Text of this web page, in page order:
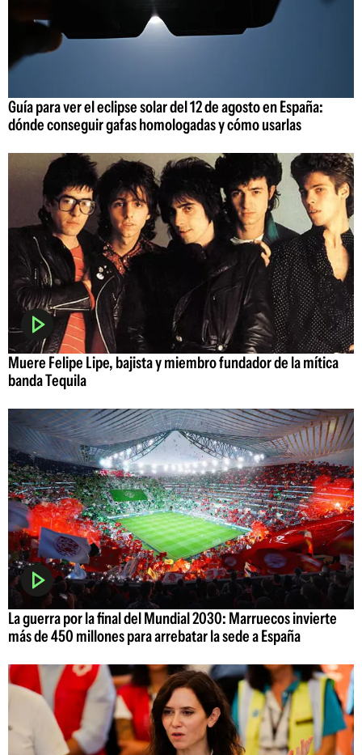
Guía para ver el eclipse solar del 12 de agosto en España:
dónde conseguir gafas homologadas y cómo usarlas
Muere Felipe Lipe, bajista y miembro fundador de la mítica
banda Tequila
La guerra por la final del Mundial 2030: Marruecos invierte
más de 450 millones para arrebatar la sede a España